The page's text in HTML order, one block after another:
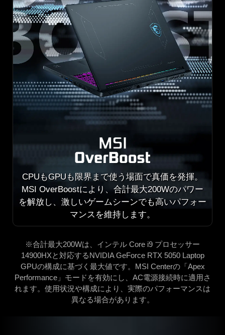
CPUもGPUも限界まで使う場面で真価を発揮。
MSI OverBoostにより、合計最大200Wのパワー
を解放し、激しいゲームシーンでも高いパフォー
マンスを維持します。
※合計最大200Wは、インテル Core i9 プロセッサー
14900HXと対応するNVIDIA GeForce RTX 5050 Laptop
GPUの構成に基づく最大値です。MSI Centerの「Apex
Performance」モードを有効にし、AC電源接続時に適用さ
れます。使用状況や構成により、実際のパフォーマンスは
異なる場合があります。